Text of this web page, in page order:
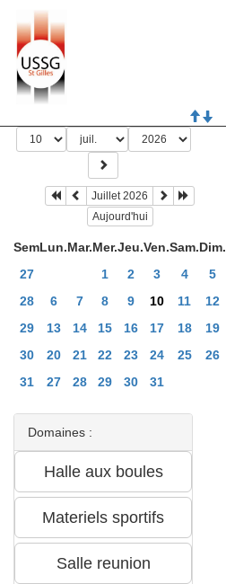
Juillet 2026
Aujourd'hui
SemLun.Mar.Mer.Jeu.Ven.Sam.Dim.
27
1 2 3 4
5
28
6 7 8 9 10 11
12
29
13 14 15 16 17 18
19
30
20 21 22 23 24 25
26
31
27 28 29 30 31
Domaines :